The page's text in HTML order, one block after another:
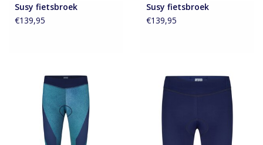
Susy fietsbroek
€139,95
Susy fietsbroek
€139,95